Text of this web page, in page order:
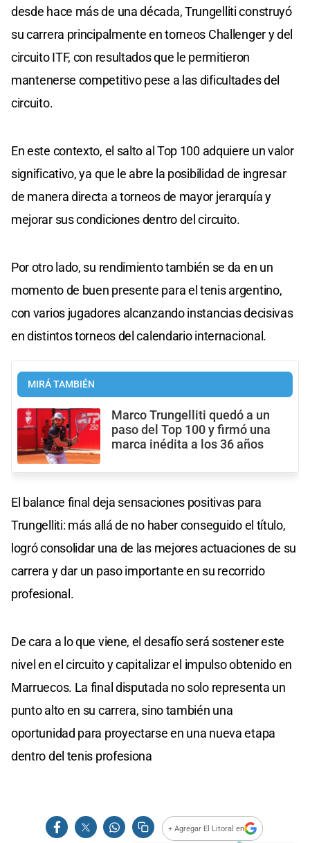
desde hace más de una década, Trungelliti construyó
su carrera principalmente en torneos Challenger y del
circuito ITF, con resultados que le permitieron
mantenerse competitivo pese a las dificultades del
circuito.
En este contexto, el salto al Top 100 adquiere un valor
significativo, ya que le abre la posibilidad de ingresar
de manera directa a torneos de mayor jerarquía y
mejorar sus condiciones dentro del circuito.
Por otro lado, su rendimiento también se da en un
momento de buen presente para el tenis argentino,
con varios jugadores alcanzando instancias decisivas
en distintos torneos del calendario internacional.
MIRÁ TAMBIÉN
Marco Trungelliti quedó a un
paso del Top 100 y firmó una
marca inédita a los 36 años
El balance final deja sensaciones positivas para
Trungelliti: más allá de no haber conseguido el título,
logró consolidar una de las mejores actuaciones de su
carrera y dar un paso importante en su recorrido
profesional.
De cara a lo que viene, el desafío será sostener este
nivel en el circuito y capitalizar el impulso obtenido en
Marruecos. La final disputada no solo representa un
punto alto en su carrera, sino también una
oportunidad para proyectarse en una nueva etapa
dentro del tenis profesiona
+ Agregar El Litoral en